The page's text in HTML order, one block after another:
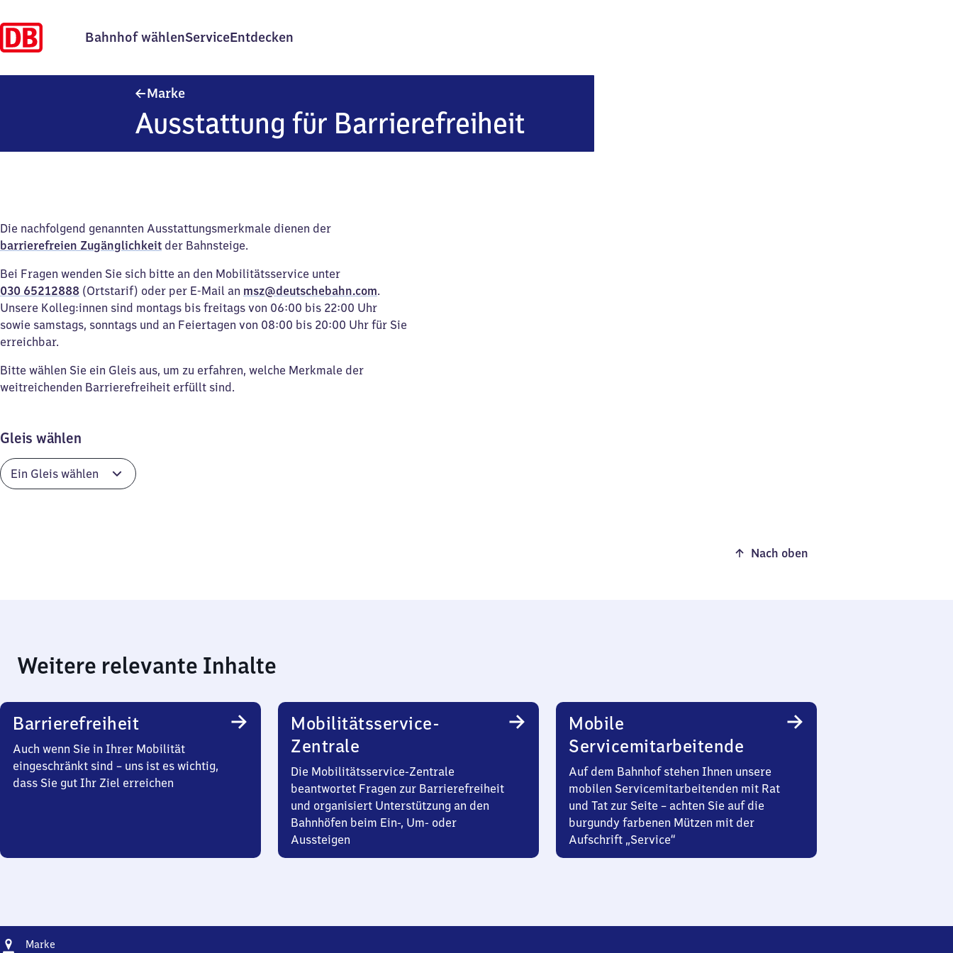
Bahnhof wählenServiceEntdecken
Marke
Ausstattung für Barrierefreiheit
Die nachfolgend genannten Ausstattungsmerkmale dienen der
barrierefreien Zugänglichkeit der Bahnsteige.
Bei Fragen wenden Sie sich bitte an den Mobilitätsservice unter
030 65212888 (Ortstarif) oder per E-Mail an msz@deutschebahn.com.
Unsere Kolleg:innen sind montags bis freitags von 06:00 bis 22:00 Uhr
sowie samstags, sonntags und an Feiertagen von 08:00 bis 20:00 Uhr für Sie
erreichbar.
Bitte wählen Sie ein Gleis aus, um zu erfahren, welche Merkmale der
weitreichenden Barrierefreiheit erfüllt sind.
Gleis wählen
Nach oben
Weitere relevante Inhalte
Barrierefreiheit
Auch wenn Sie in Ihrer Mobilität
eingeschränkt sind – uns ist es wichtig,
dass Sie gut Ihr Ziel erreichen
Mobilitätsservice-
Zentrale
Die Mobilitätsservice-Zentrale
beantwortet Fragen zur Barrierefreiheit
und organisiert Unterstützung an den
Bahnhöfen beim Ein-, Um- oder
Aussteigen
Mobile
Servicemitarbeitende
Auf dem Bahnhof stehen Ihnen unsere
mobilen Servicemitarbeitenden mit Rat
und Tat zur Seite – achten Sie auf die
burgundy farbenen Mützen mit der
Aufschrift „Service“
Adresse
Marke